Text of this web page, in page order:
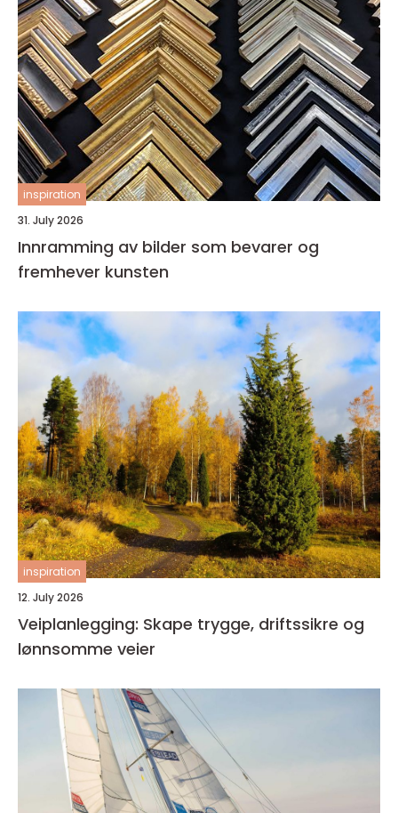
inspiration
31. July 2026
Innramming av bilder som bevarer og
fremhever kunsten
inspiration
12. July 2026
Veiplanlegging: Skape trygge, driftssikre og
lønnsomme veier